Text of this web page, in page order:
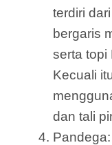
terdiri
bergaris
serta topi
Kecuali
dan tali